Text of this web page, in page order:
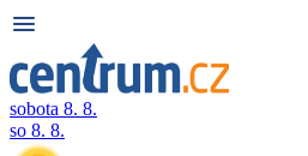
sobota 8. 8.
so 8. 8.